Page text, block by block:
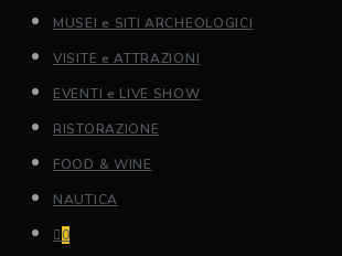
MUSEI e SITI ARCHEOLOGICI
VISITE e ATTRAZIONI
EVENTI e LIVE SHOW
RISTORAZIONE
FOOD & WINE
NAUTICA
0